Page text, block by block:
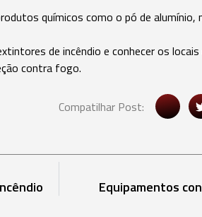
químicos como o pó de
de incêndio e conhecer os
contra fogo.
Compatilhar Post:
Equipamentos